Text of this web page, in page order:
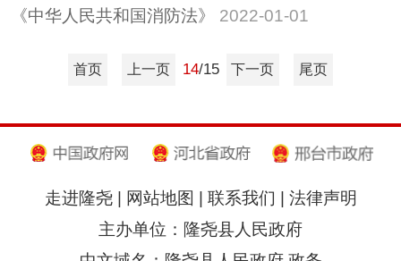
《中华人民共和国消防法》 2022-01-01
首页 上一页 14/15 下一页 尾页
走进隆尧| 网站地图 联系我们
法律声明
主办单位：隆尧县人民政府